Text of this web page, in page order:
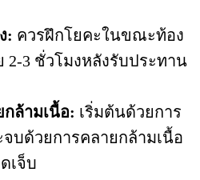
: ควรฝึกโยคะในขณะท้อง
2-3 ชั่วโมงหลังรับประทาน
ล้ามเนื้อ: เริ่มต้นด้วยการ
จบด้วยการคลายกล้ามเนื้อ
เจ็บ